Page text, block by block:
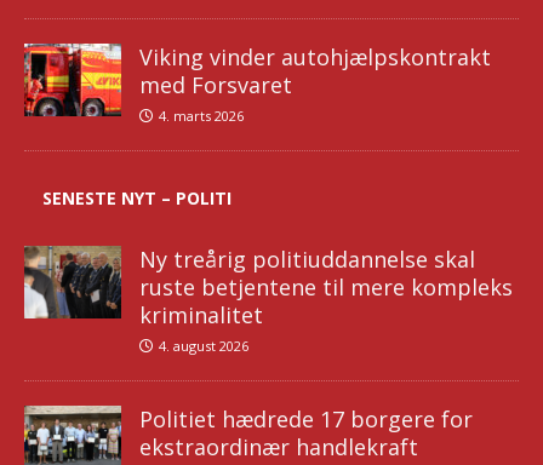
Viking vinder autohjælpskontrakt
med Forsvaret
4. marts 2026
SENESTE NYT – POLITI
Ny treårig politiuddannelse skal
ruste betjentene til mere kompleks
kriminalitet
4. august 2026
Politiet hædrede 17 borgere for
ekstraordinær handlekraft